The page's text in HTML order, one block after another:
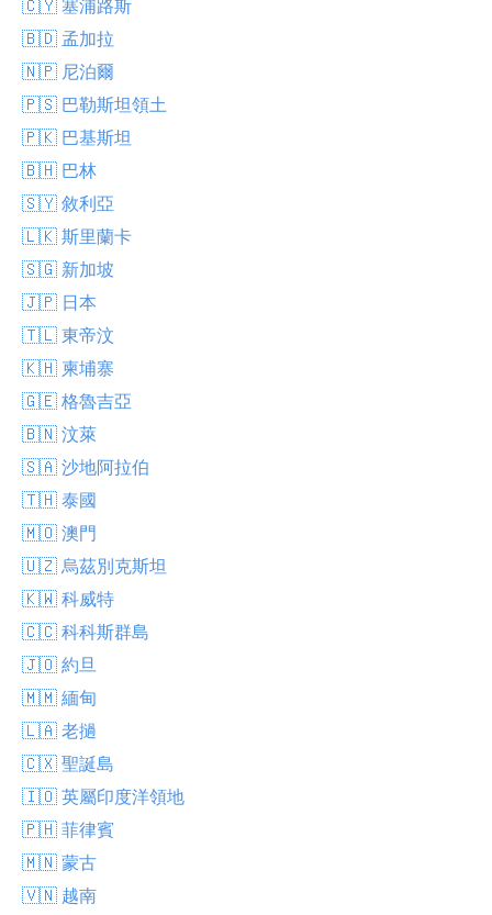
🇨🇾 塞浦路斯
🇧🇩 孟加拉
🇳🇵 尼泊爾
🇵🇸 巴勒斯坦領土
🇵🇰 巴基斯坦
🇧🇭 巴林
🇸🇾 敘利亞
🇱🇰 斯里蘭卡
🇸🇬 新加坡
🇯🇵 日本
🇹🇱 東帝汶
🇰🇭 柬埔寨
🇬🇪 格魯吉亞
🇧🇳 汶萊
🇸🇦 沙地阿拉伯
🇹🇭 泰國
🇲🇴 澳門
🇺🇿 烏茲別克斯坦
🇰🇼 科威特
🇨🇨 科科斯群島
🇯🇴 約旦
🇲🇲 緬甸
🇱🇦 老撾
🇨🇽 聖誕島
🇮🇴 英屬印度洋領地
🇵🇭 菲律賓
🇲🇳 蒙古
🇻🇳 越南